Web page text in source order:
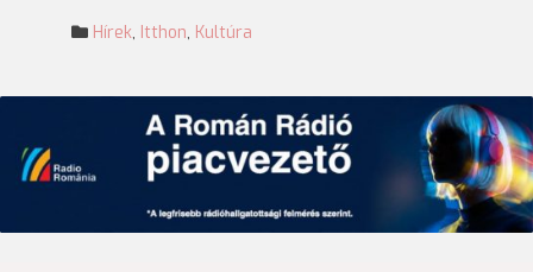
Hírek, Itthon, Kultúra